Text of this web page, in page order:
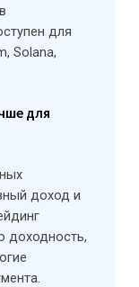
для
Solana,
для
доход и
доходность,